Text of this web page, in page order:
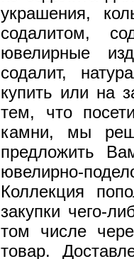
украшения,
содалитом,
ювелирные
содалит,
купить или на
тем, что
камни, мы
предложить
ювелирно-
Коллекция
закупки чего-
том числе
товар.